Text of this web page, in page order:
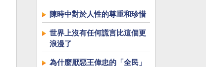
陳時中對於人性的尊重和珍惜
世界上沒有任何謊言比這個更
浪漫了
為什麼厭惡王偉忠的「全民」